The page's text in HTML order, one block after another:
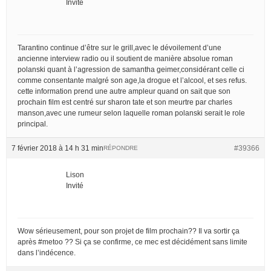
Invité
Tarantino continue d’être sur le grill,avec le dévoilement d’une
ancienne interview radio ou il soutient de manière absolue roman
polanski quant à l’agression de samantha geimer,considérant celle ci
comme consentante malgré son age,la drogue et l’alcool, et ses refus.
cette information prend une autre ampleur quand on sait que son
prochain film est centré sur sharon tate et son meurtre par charles
manson,avec une rumeur selon laquelle roman polanski serait le role
principal.
7 février 2018 à 14 h 31 min #39366
RÉPONDRE
Lison
Invité
Wow sérieusement, pour son projet de film prochain?? Il va sortir ça
après #metoo ?? Si ça se confirme, ce mec est décidément sans limite
dans l’indécence.